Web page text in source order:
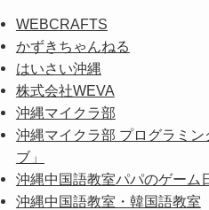
WEBCRAFTS
かずきちゃんねる
はいさい沖縄
株式会社WEVA
沖縄マイクラ部
沖縄マイクラ部 プログラミ
ブ」
沖縄中国語教室パパのゲーム
沖縄中国語教室・韓国語教室